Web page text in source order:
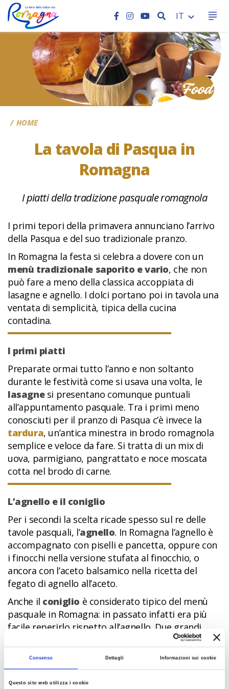
Consenso Dettagli Informazioni sui cookie
Questo sito web utilizza i cookie
CERCA
IT
CC
HOME
La tavola di Pasqua in
Romagna
I piatti della tradizione pasquale romagnola
I primi tepori della primavera annunciano l’arrivo
della Pasqua e del suo tradizionale pranzo.
In Romagna la festa si celebra a dovere con un
menù tradizionale saporito e vario, che non
può fare a meno della classica accoppiata di
lasagne e agnello. I dolci portano poi in tavola una
ventata di semplicità, tipica della cucina
contadina.
I primi piatti
Preparate ormai tutto l’anno e non soltanto
durante le festività come si usava una volta, le
lasagnesi presentano comunque puntuali
all’appuntamento pasquale. Tra i primi meno
conosciuti per il pranzo di Pasqua c’è invece la
tardura, un’antica minestra in brodo romagnola
semplice e veloce da fare. Si tratta di un mix di
uova, parmigiano, pangrattato e noce moscata
cotta nel brodo di carne.
L’agnello e il coniglio
Per i secondi la scelta ricade spesso sul re delle
tavole pasquali, l’agnello. In Romagna l’agnello è
accompagnato con piselli e pancetta, oppure con
i finocchi nella versione stufata al finocchio, o
ancora con l’aceto balsamico nella ricetta del
fegato di agnello all’aceto.
Anche il coniglio è considerato tipico del menù
pasquale in Romagna: in passato infatti era più
facile reperirlo rispetto all’agnello. Due grandi
classici preparati con questo tipo di carne sono il
La pagnotta pasquale